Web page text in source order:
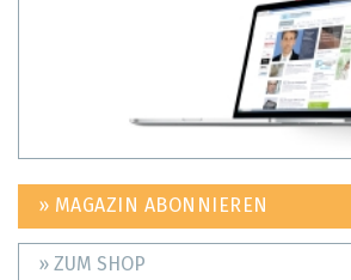
» MAGAZIN ABONNIEREN
» ZUM SHOP